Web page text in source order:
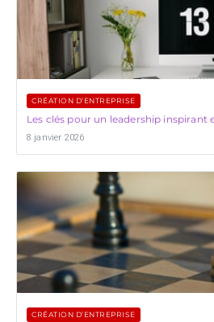
CRÉATION D’ENTREPRISE
Les clés pour un leadership
8 janvier 2026
CRÉATION D’ENTREPRISE